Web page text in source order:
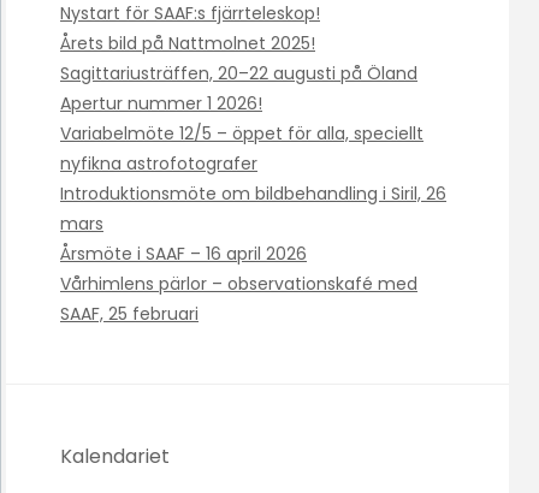
Nystart för SAAF:s fjärrteleskop!
Årets bild på Nattmolnet 2025!
Sagittariusträffen, 20–22 augusti på Öland
Apertur nummer 1 2026!
Variabelmöte 12/5 – öppet för alla, speciellt
nyfikna astrofotografer
Introduktionsmöte om bildbehandling i Siril, 26
mars
Årsmöte i SAAF – 16 april 2026
Vårhimlens pärlor – observationskafé med
SAAF, 25 februari
Kalendariet